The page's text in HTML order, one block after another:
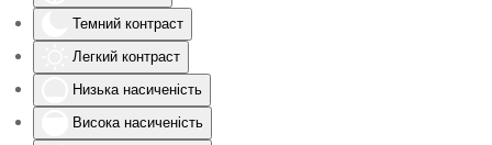
Темний контраст
Легкий контраст
Низька насиченість
Висока насиченість